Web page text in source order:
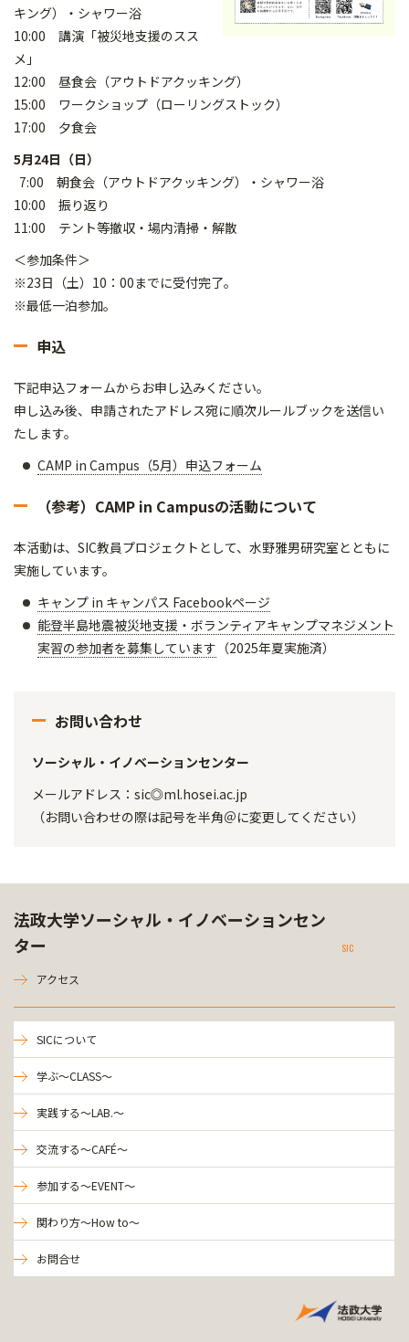
キング）・シャワー浴
10:00 講演「被災地支援のスス
メ」
12:00 昼食会（アウトドアクッキング）
15:00 ワークショップ（ローリングストック）
17:00 夕食会
5月24日（日）
7:00 朝食会（アウトドアクッキング）・シャワー浴
10:00 振り返り
11:00 テント等撤収・場内清掃・解散
＜参加条件＞
※23日（土）10：00までに受付完了。
※最低一泊参加。
申込
下記申込フォームからお申し込みください。
申し込み後、申請されたアドレス宛に順次ルールブックを送信い
たします。
CAMP in Campus（5月）申込フォーム
（参考）CAMP in Campusの活動について
本活動は、SIC教員プロジェクトとして、水野雅男研究室とともに
実施しています。
キャンプ in キャンパス Facebookページ
能登半島地震被災地支援・ボランティアキャンプマネジメント
実習の参加者を募集しています （2025年夏実施済）
お問い合わせ
ソーシャル・イノベーションセンター
メールアドレス：sic◎ml.hosei.ac.jp
（お問い合わせの際は記号を半角＠に変更してください）
法政大学ソーシャル・イノベーションセン
ター
SIC
アクセス
SICについて
学ぶ～CLASS～
実践する～LAB.～
交流する～CAFÉ～
参加する～EVENT～
関わり方～How to～
お問合せ